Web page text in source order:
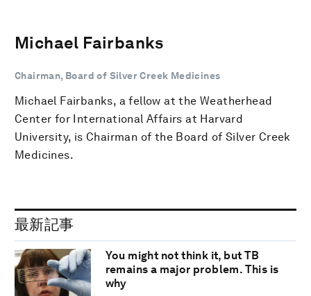
Michael Fairbanks
Chairman, Board of Silver Creek Medicines
Michael Fairbanks, a fellow at the Weatherhead
Center for International Affairs at Harvard
University, is Chairman of the Board of Silver Creek
Medicines.
最新記事
You might not think it, but TB
remains a major problem. This is
why